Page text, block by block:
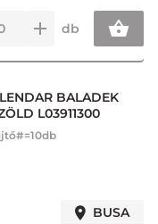
db
BALADEK
L03911300
BUSA